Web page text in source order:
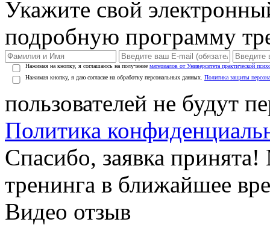
Укажите свой
подробную программу
Нажимая на кнопку, я соглашаюсь на получение материалов от Университета практической
Нажимая кнопку, я даю согласие на обработку персональных данных. Политика защиты
пользователей не будут
Политика
Спасибо, заявка
тренинга в ближайшее
Видео отзыв